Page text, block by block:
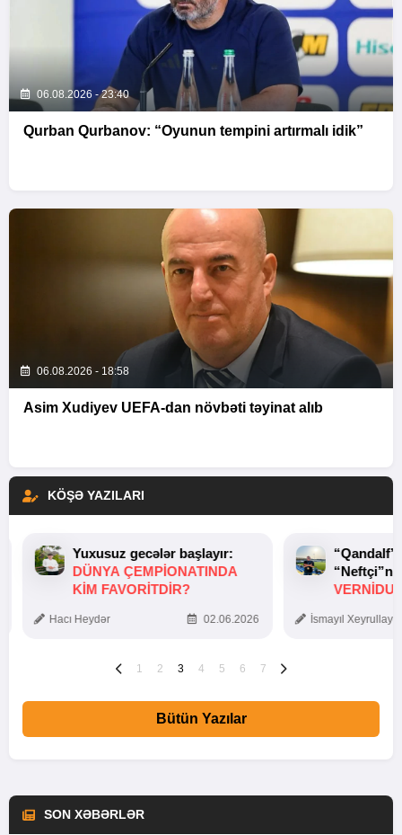
06.08.2026 - 23:40
Qurban Qurbanov: “Oyunun tempini artırmalı idik”
06.08.2026 - 18:58
Asim Xudiyev UEFA-dan növbəti təyinat alıb
KÖŞƏ YAZILARI
Yuxusuz gecələr başlayır:
DÜNYA ÇEMPIONATINDA
KIM FAVORITDIR?
Hacı Heydər 02.06.2026 İsmayıl
1 2 3 4 5 6 7
Bütün Yazılar
SON XƏBƏRLƏR